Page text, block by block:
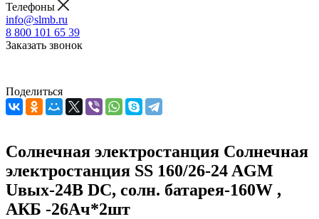
Телефоны
info@slmb.ru
8 800 101 65 39
Заказать звонок
Поделиться
Солнечная электростанция Солнечная
электростанция SS 160/26-24 AGM
Uвых-24В DC, солн. батарея-160W ,
АКБ -26Aч*2шт